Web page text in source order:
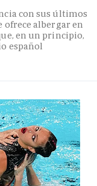
con sus últimos
ofrece albergar en
en un principio,
español